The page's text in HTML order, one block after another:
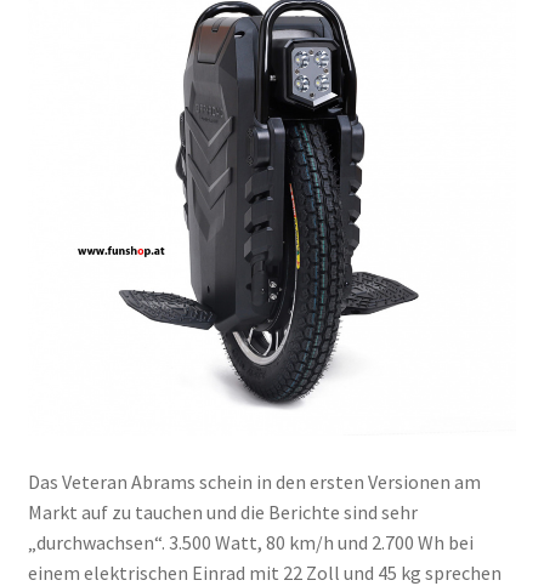
Das Veteran Abrams schein in den ersten Versionen am
Markt auf zu tauchen und die Berichte sind sehr
„durchwachsen“. 3.500 Watt, 80 km/h und 2.700 Wh bei
einem elektrischen Einrad mit 22 Zoll und 45 kg sprechen